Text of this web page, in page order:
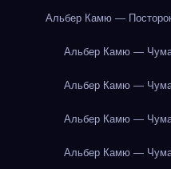
Альбер Камю —
Альбер Камю —
Альбер Камю —
Альбер Камю —
Альбер Камю —